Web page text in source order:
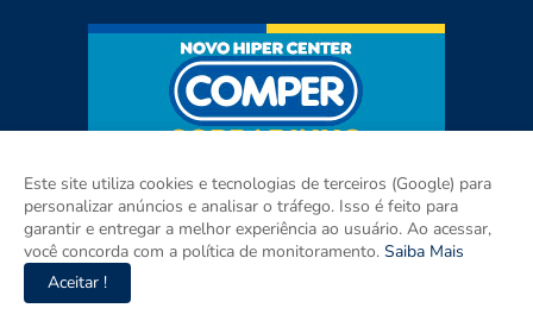
Este site utiliza cookies e tecnologias de terceiros (Google) para
personalizar anúncios e analisar o tráfego. Isso é feito para
garantir e entregar a melhor experiência ao usuário. Ao acessar,
você concorda com a política de monitoramento. Saiba Mais
Aceitar !